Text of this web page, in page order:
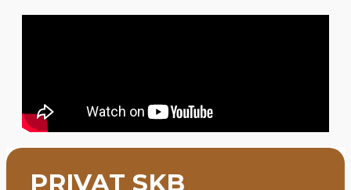
PRIVAT SKB